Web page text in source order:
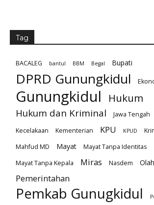
Tag
BACALEG bantul BBM Begal Bupati
DPRD Gunungkidul
Gunungkidul Hukum
Hukum dan Kriminal Jawa Tengah
Kecelakaan
Kementerian KPU KPUD
Mahfud MD
Mayat
Mayat Tanpa Identitas
Mayat Tanpa Kepala
Miras Nasdem
Pemerintahan
Pemkab Gunugkidul